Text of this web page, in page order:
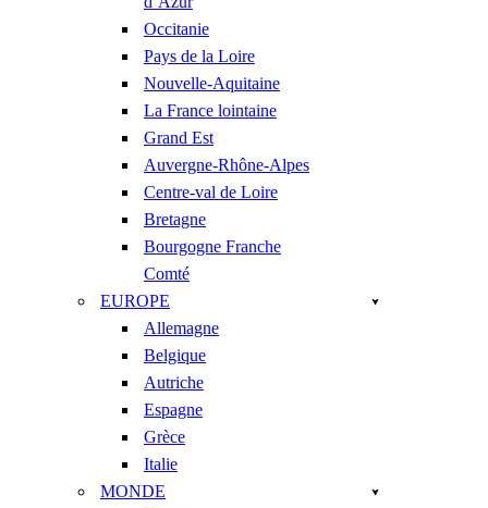
Occitanie
Pays de la Loire
Nouvelle-Aquitaine
La France lointaine
Grand Est
Auvergne-Rhône-Alpes
Centre-val de Loire
Bretagne
Bourgogne Franche
Comté
EUROPE
Allemagne
Belgique
Autriche
Espagne
Grèce
Italie
MONDE